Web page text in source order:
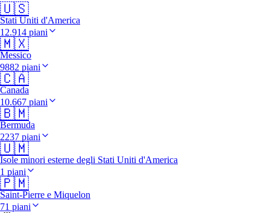
🇺🇸
Stati Uniti d'America
12.914 piani
🇲🇽
Messico
9882 piani
🇨🇦
Canada
10.667 piani
🇧🇲
Bermuda
2237 piani
🇺🇲
Isole minori esterne degli Stati Uniti d'America
1 piani
🇵🇲
Saint-Pierre e Miquelon
71 piani